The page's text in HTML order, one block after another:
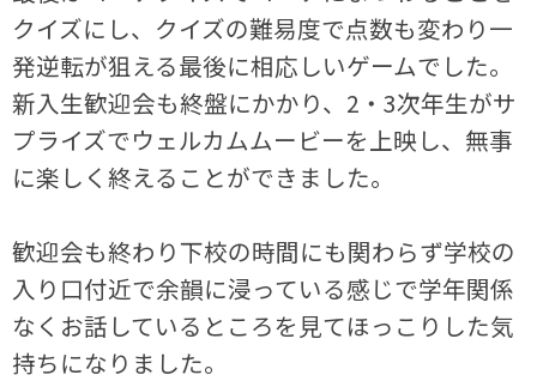
クイズにし、クイズの難易度で点数も変わり一
発逆転が狙える最後に相応しいゲームでした。
新入生歓迎会も終盤にかかり、2・3次年生がサ
プライズでウェルカムムービーを上映し、無事
に楽しく終えることができました。
歓迎会も終わり下校の時間にも関わらず学校の
入り口付近で余韻に浸っている感じで学年関係
なくお話しているところを見てほっこりした気
持ちになりました。